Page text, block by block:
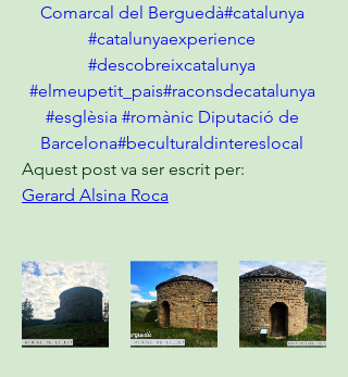
Comarcal del Berguedà#catalunya
#catalunyaexperience
#descobreixcatalunya
#elmeupetit_pais#raconsdecatalunya
#esglèsia #romànic Diputació de
Barcelona#beculturaldintereslocal
Aquest post va ser escrit per:
Gerard Alsina Roca